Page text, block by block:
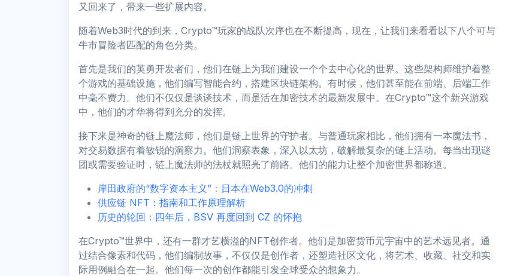
又回来了，带来一些扩展内容。
随着Web3时代的到来，Crypto™玩家的战队次序也在不断提高，现在，让我们来看看以下八个可与
牛市冒险者匹配的角色分类。
首先是我们的英勇开发者们，他们在链上为我们建设一个个去中心化的世界。这些架构师维护着整
个游戏的基础设施，他们编写智能合约，搭建区块链架构。有时候，他们甚至能在前端、后端工作
中毫不费力。他们不仅仅是谈谈技术，而是活在加密技术的最新发展中。在Crypto™这个新兴游戏
中，他们的才华将得到充分的发挥。
接下来是神奇的链上魔法师，他们是链上世界的守护者。与普通玩家相比，他们拥有一本魔法书，
对交易数据有着敏锐的洞察力。他们洞察表象，深入以太坊，破解最复杂的链上活动。每当出现谜
团或需要验证时，链上魔法师的法杖就照亮了前路。他们的能力让整个加密世界都称道。
岸田政府的“数字资本主义”：日本在Web3.0的冲刺
供应链 NFT：指南和工作原理解析
历史的轮回：四年后，BSV 再度回到 CZ 的怀抱
在Crypto™世界中，还有一群才艺横溢的NFT创作者。他们是加密货币元宇宙中的艺术远见者。通
过结合像素和代码，他们编制故事，不仅仅是创作者，还塑造社区文化，将艺术、收藏、社交和实
际用例融合在一起。他们每一次的创作都能引发全球受众的想象力。